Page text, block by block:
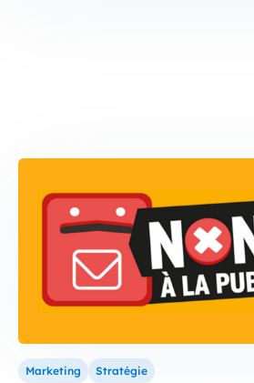
Marketing Stratégie